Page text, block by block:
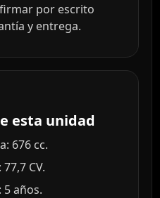
por escrito
y entrega.
esta unidad
676 cc.
CV.
años.